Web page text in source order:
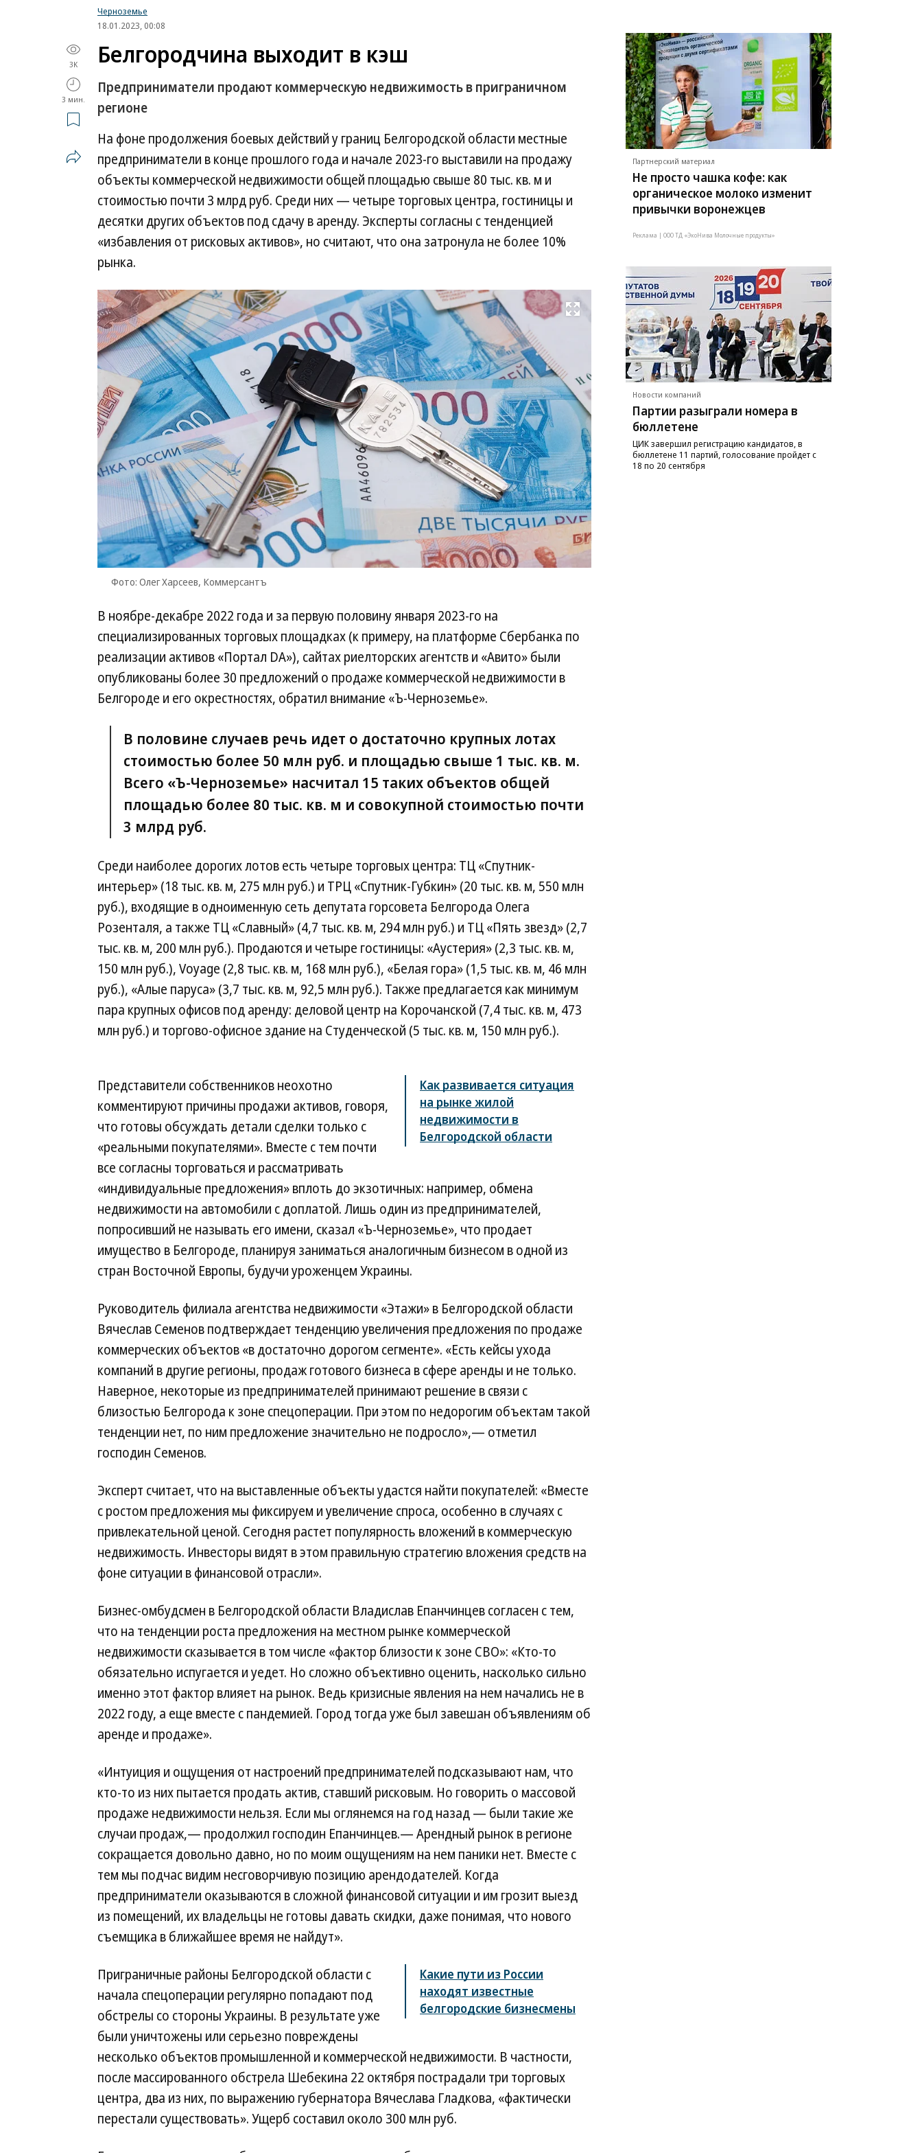
Черноземье
18.01.2023, 00:08
3K
3 мин.
Белгородчина выходит в кэш
Предприниматели продают коммерческую недвижимость в приграничном
регионе
На фоне продолжения боевых действий у границ Белгородской области местные
предприниматели в конце прошлого года и начале 2023-го выставили на продажу
объекты коммерческой недвижимости общей площадью свыше 80 тыс. кв. м и
стоимостью почти 3 млрд руб. Среди них — четыре торговых центра, гостиницы и
десятки других объектов под сдачу в аренду. Эксперты согласны с тенденцией
«избавления от рисковых активов», но считают, что она затронула не более 10%
рынка.
Развернуть на весь экран
Фото: Олег Харсеев, Коммерсантъ
Фото:
Харсеев,
Коммерсантъ
В ноябре-декабре 2022 года и за первую половину января 2023-го на
специализированных торговых площадках (к примеру, на платформе Сбербанка по
реализации активов «Портал DA»), сайтах риелторских агентств и «Авито» были
опубликованы более 30 предложений о продаже коммерческой недвижимости в
Белгороде и его окрестностях, обратил внимание «Ъ-Черноземье».
В половине случаев речь идет о достаточно крупных лотах
стоимостью более 50 млн руб. и площадью свыше 1 тыс. кв. м.
Всего «Ъ-Черноземье» насчитал 15 таких объектов общей
площадью более 80 тыс. кв. м и совокупной стоимостью почти
3 млрд руб.
Среди наиболее дорогих лотов есть четыре торговых центра: ТЦ «Спутник-
интерьер» (18 тыс. кв. м, 275 млн руб.) и ТРЦ «Спутник-Губкин» (20 тыс. кв. м, 550 млн
руб.), входящие в одноименную сеть депутата горсовета Белгорода Олега
Розенталя, а также ТЦ «Славный» (4,7 тыс. кв. м, 294 млн руб.) и ТЦ «Пять звезд» (2,7
тыс. кв. м, 200 млн руб.). Продаются и четыре гостиницы: «Аустерия» (2,3 тыс. кв. м,
150 млн руб.), Voyage (2,8 тыс. кв. м, 168 млн руб.), «Белая гора» (1,5 тыс. кв. м, 46 млн
руб.), «Алые паруса» (3,7 тыс. кв. м, 92,5 млн руб.). Также предлагается как минимум
пара крупных офисов под аренду: деловой центр на Корочанской (7,4 тыс. кв. м, 473
млн руб.) и торгово-офисное здание на Студенческой (5 тыс. кв. м, 150 млн руб.).
Как развивается ситуация
на рынке жилой
недвижимости в
Белгородской области
Представители собственников неохотно
комментируют причины продажи активов, говоря,
что готовы обсуждать детали сделки только с
«реальными покупателями». Вместе с тем почти
все согласны торговаться и рассматривать
«индивидуальные предложения» вплоть до экзотичных: например, обмена
недвижимости на автомобили с доплатой. Лишь один из предпринимателей,
попросивший не называть его имени, сказал «Ъ-Черноземье», что продает
имущество в Белгороде, планируя заниматься аналогичным бизнесом в одной из
стран Восточной Европы, будучи уроженцем Украины.
Руководитель филиала агентства недвижимости «Этажи» в Белгородской области
Вячеслав Семенов подтверждает тенденцию увеличения предложения по продаже
коммерческих объектов «в достаточно дорогом сегменте». «Есть кейсы ухода
компаний в другие регионы, продаж готового бизнеса в сфере аренды и не только.
Наверное, некоторые из предпринимателей принимают решение в связи с
близостью Белгорода к зоне спецоперации. При этом по недорогим объектам такой
тенденции нет, по ним предложение значительно не подросло»,— отметил
господин Семенов.
Эксперт считает, что на выставленные объекты удастся найти покупателей: «Вместе
с ростом предложения мы фиксируем и увеличение спроса, особенно в случаях с
привлекательной ценой. Сегодня растет популярность вложений в коммерческую
недвижимость. Инвесторы видят в этом правильную стратегию вложения средств на
фоне ситуации в финансовой отрасли».
Бизнес-омбудсмен в Белгородской области Владислав Епанчинцев согласен с тем,
что на тенденции роста предложения на местном рынке коммерческой
недвижимости сказывается в том числе «фактор близости к зоне СВО»: «Кто-то
обязательно испугается и уедет. Но сложно объективно оценить, насколько сильно
именно этот фактор влияет на рынок. Ведь кризисные явления на нем начались не в
2022 году, а еще вместе с пандемией. Город тогда уже был завешан объявлениям об
аренде и продаже».
«Интуиция и ощущения от настроений предпринимателей подсказывают нам, что
кто-то из них пытается продать актив, ставший рисковым. Но говорить о массовой
продаже недвижимости нельзя. Если мы оглянемся на год назад — были такие же
случаи продаж,— продолжил господин Епанчинцев.— Арендный рынок в регионе
сокращается довольно давно, но по моим ощущениям на нем паники нет. Вместе с
тем мы подчас видим несговорчивую позицию арендодателей. Когда
предприниматели оказываются в сложной финансовой ситуации и им грозит выезд
из помещений, их владельцы не готовы давать скидки, даже понимая, что нового
съемщика в ближайшее время не найдут».
Какие пути из России
находят известные
белгородские бизнесмены
Приграничные районы Белгородской области с
начала спецоперации регулярно попадают под
обстрелы со стороны Украины. В результате уже
были уничтожены или серьезно повреждены
несколько объектов промышленной и коммерческой недвижимости. В частности,
после массированного обстрела Шебекина 22 октября пострадали три торговых
центра, два из них, по выражению губернатора Вячеслава Гладкова, «фактически
перестали существовать». Ущерб составил около 300 млн руб.
Партнерский материал
Не просто чашка кофе: как
органическое молоко изменит
привычки воронежцев
Реклама | ООО ТД «ЭкоНива Молочные продукты»
Новости компаний
Партии разыграли номера в
бюллетене
ЦИК завершил регистрацию кандидатов, в
бюллетене 11 партий, голосование пройдет с
18 по 20 сентября